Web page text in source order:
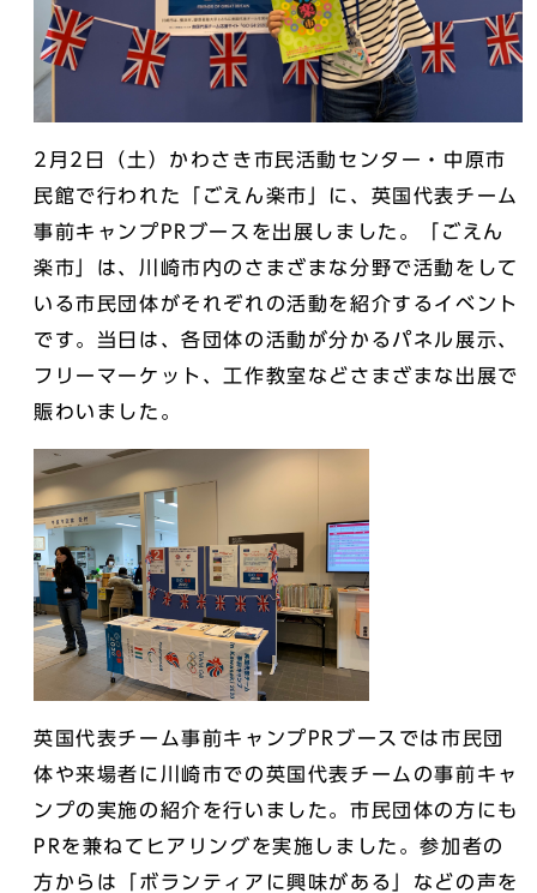
2月2日（土）かわさき市民活動センター・中原市
民館で行われた「ごえん楽市」に、英国代表チーム
事前キャンプPRブースを出展しました。「ごえん
楽市」は、川崎市内のさまざまな分野で活動をして
いる市民団体がそれぞれの活動を紹介するイベント
です。当日は、各団体の活動が分かるパネル展示、
フリーマーケット、工作教室などさまざまな出展で
賑わいました。
英国代表チーム事前キャンプPRブースでは市民団
体や来場者に川崎市での英国代表チームの事前キャ
ンプの実施の紹介を行いました。市民団体の方にも
PRを兼ねてヒアリングを実施しました。参加者の
方からは「ボランティアに興味がある」などの声を